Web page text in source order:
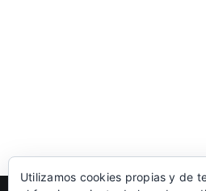
Utilizamos cookies propias y de